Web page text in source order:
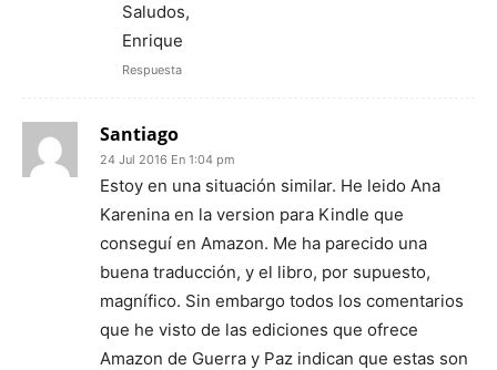
Saludos,
Enrique
Respuesta
Santiago
24 Jul 2016 En 1:04 pm
Estoy en una situación similar. He leido Ana
Karenina en la version para Kindle que
conseguí en Amazon. Me ha parecido una
buena traducción, y el libro, por supuesto,
magnífico. Sin embargo todos los comentarios
que he visto de las ediciones que ofrece
Amazon de Guerra y Paz indican que estas son